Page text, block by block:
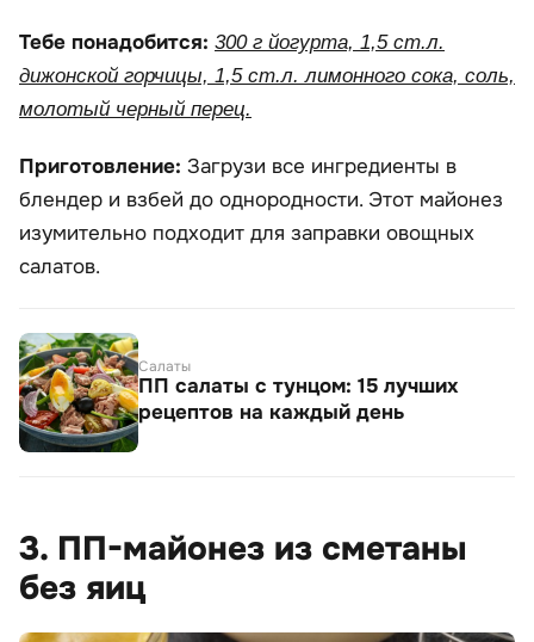
Тебе понадобится: 300 г йогурта, 1,5 ст.л.
дижонской горчицы, 1,5 ст.л. лимонного сока, соль,
молотый черный перец.
Приготовление: Загрузи все ингредиенты в
блендер и взбей до однородности. Этот майонез
изумительно подходит для заправки овощных
салатов.
Салаты
ПП салаты с тунцом: 15 лучших
рецептов на каждый день
3. ПП-майонез из сметаны
без яиц